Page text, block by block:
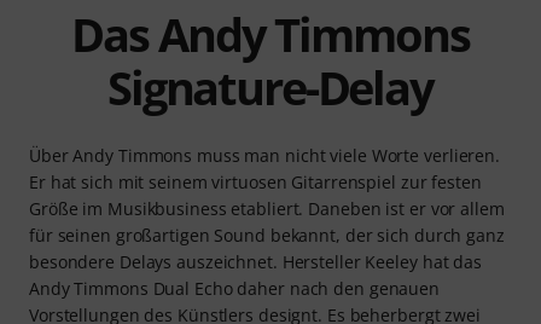
Das Andy Timmons
Signature-Delay
Über Andy Timmons muss man nicht viele Worte verlieren.
Er hat sich mit seinem virtuosen Gitarrenspiel zur festen
Größe im Musikbusiness etabliert. Daneben ist er vor allem
für seinen großartigen Sound bekannt, der sich durch ganz
besondere Delays auszeichnet. Hersteller Keeley hat das
Andy Timmons Dual Echo daher nach den genauen
Vorstellungen des Künstlers designt. Es beherbergt zwei